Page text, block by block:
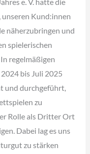
Kund:innen
näherzubringen und
spielerischen
regelmäßigen
bis Juli 2025
und durchgeführt,
zu
Rolle als Dritter Ort
Dabei lag es uns
zu stärken